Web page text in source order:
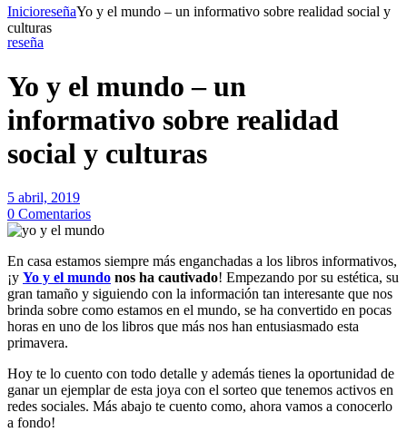
InicioreseñaYo y el mundo – un informativo sobre realidad social y
culturas
reseña
Yo y el mundo – un
informativo sobre realidad
social y culturas
5 abril, 2019
0 Comentarios
En casa estamos siempre más enganchadas a los libros informativos,
¡y Yo y el mundo nos ha cautivado! Empezando por su estética, su
gran tamaño y siguiendo con la información tan interesante que nos
brinda sobre como estamos en el mundo, se ha convertido en pocas
horas en uno de los libros que más nos han entusiasmado esta
primavera.
Hoy te lo cuento con todo detalle y además tienes la oportunidad de
ganar un ejemplar de esta joya con el sorteo que tenemos activos en
redes sociales. Más abajo te cuento como, ahora vamos a conocerlo
a fondo!